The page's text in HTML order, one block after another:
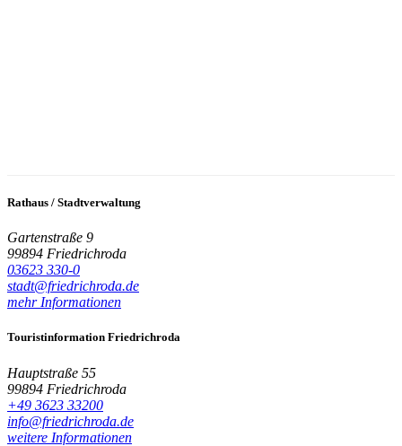
Rathaus / Stadtverwaltung
Gartenstraße 9
99894 Friedrichroda
03623 330-0
stadt@friedrichroda.de
mehr Informationen
Touristinformation Friedrichroda
Hauptstraße 55
99894 Friedrichroda
+49 3623 33200
info@friedrichroda.de
weitere Informationen